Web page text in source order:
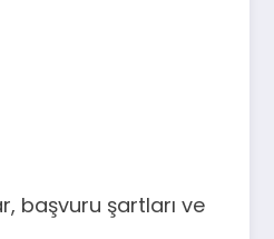
başvuru şartları ve